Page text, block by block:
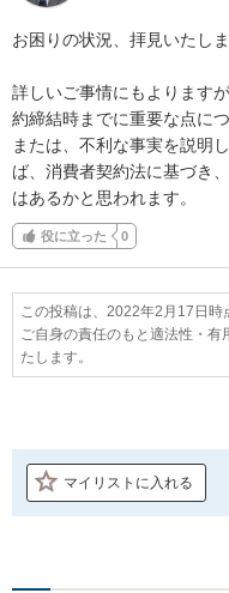
お困りの状況、拝見いたしま
詳しいご事情にもよります
約締結時までに重要な点に
または、不利な事実を説明
ば、消費者契約法に基づき
はあるかと思われます。
役に立った 0
この投稿は、2022年2月17日時
ご自身の責任のもと適法性・
たします。
マイリストに入れる